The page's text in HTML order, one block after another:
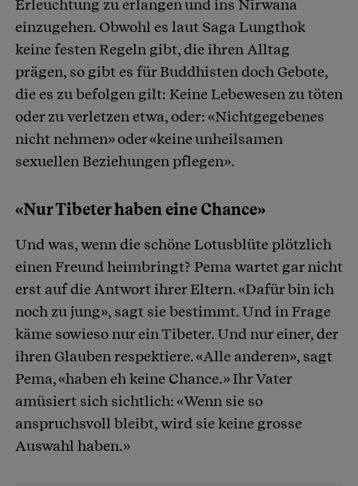
Erleuchtung zu erlangen und ins Nirwana
einzugehen. Obwohl es laut Saga Lungthok
keine festen Regeln gibt, die ihren Alltag
prägen, so gibt es für Buddhisten doch Gebote,
die es zu befolgen gilt: Keine Lebewesen zu töten
oder zu verletzen etwa, oder: «Nichtgegebenes
nicht nehmen» oder «keine unheilsamen
sexuellen Beziehungen pflegen».
«Nur Tibeter haben eine Chance»
Und was, wenn die schöne Lotusblüte plötzlich
einen Freund heimbringt? Pema wartet gar nicht
erst auf die Antwort ihrer Eltern. «Dafür bin ich
noch zu jung», sagt sie bestimmt. Und in Frage
käme sowieso nur ein Tibeter. Und nur einer, der
ihren Glauben respektiere. «Alle anderen», sagt
Pema, «haben eh keine Chance.» Ihr Vater
amüsiert sich sichtlich: «Wenn sie so
anspruchsvoll bleibt, wird sie keine grosse
Auswahl haben.»